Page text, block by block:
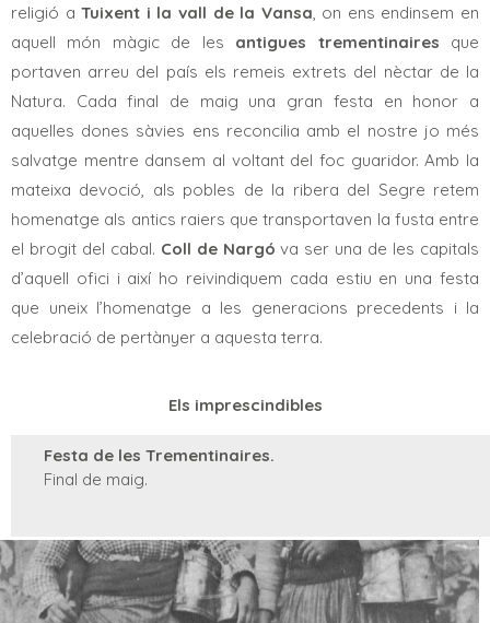
religió aTuixent i la vall de la Vansa, on ens endinsem en
aquell món màgic de les antigues trementinaires que
portaven arreu del país els remeis extrets del nèctar de la
Natura. Cada final de maig una gran festa en honor a
aquelles dones sàvies ens reconcilia amb el nostre jo més
salvatge mentre dansem al voltant del foc guaridor. Amb la
mateixa devoció, als pobles de la ribera del Segre retem
homenatge als antics raiers que transportaven la fusta entre
el brogit del cabal. Coll de Nargó va ser una de les capitals
d’aquell ofici i així ho reivindiquem cada estiu en una festa
que uneix l’homenatge a les generacions precedents i la
celebració de pertànyer a aquesta terra.
Els imprescindibles
Festa de les Trementinaires.
Final de maig.